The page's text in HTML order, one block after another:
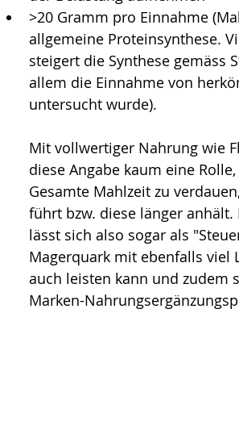
>20 Gramm pro Einnahme
allgemeine Proteinsynthese.
steigert die Synthese gemäss
allem die Einnahme von
untersucht wurde).
Mit vollwertiger Nahrung wie
diese Angabe kaum eine
Gesamte Mahlzeit zu
führt bzw. diese länger anhält.
lässt sich also sogar als
Magerquark mit ebenfalls viel
auch leisten kann und zudem
Marken-